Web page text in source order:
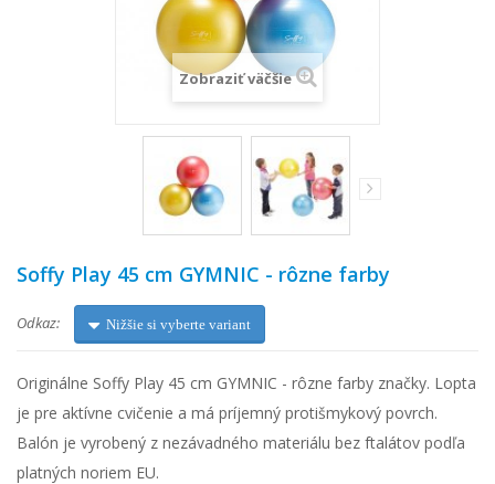
Zobraziť väčšie
Soffy Play 45 cm GYMNIC - rôzne farby
Odkaz: Nižšie si vyberte variant
Originálne Soffy Play 45 cm GYMNIC - rôzne farby značky. Lopta
je pre aktívne cvičenie a má príjemný protišmykový povrch.
Balón je vyrobený z nezávadného materiálu bez ftalátov podľa
platných noriem EU.